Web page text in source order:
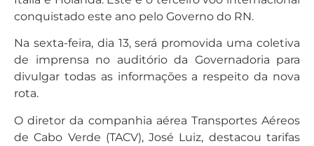
conquistado este ano pelo Governo do RN.
Na sexta-feira, dia 13, será promovida uma coletiva
de imprensa no auditório da Governadoria para
divulgar todas as informações a respeito da nova
rota.
O diretor da companhia aérea Transportes Aéreos
de Cabo Verde (TACV), José Luiz, destacou tarifas